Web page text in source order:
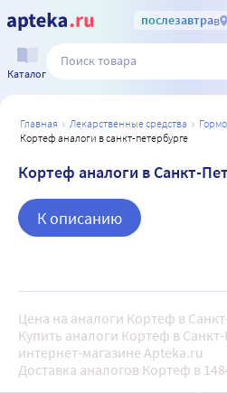
послезавтрав
Каталог
главная лекарственные средства
кортеф аналоги в санкт-петербурге
Кортеф аналоги в Санкт-
К описанию
Цена на аналоги Кортеф в
Купить аналоги Кортеф в
интернет-магазине Apteka.ru
Доставка аналогов Кортеф в